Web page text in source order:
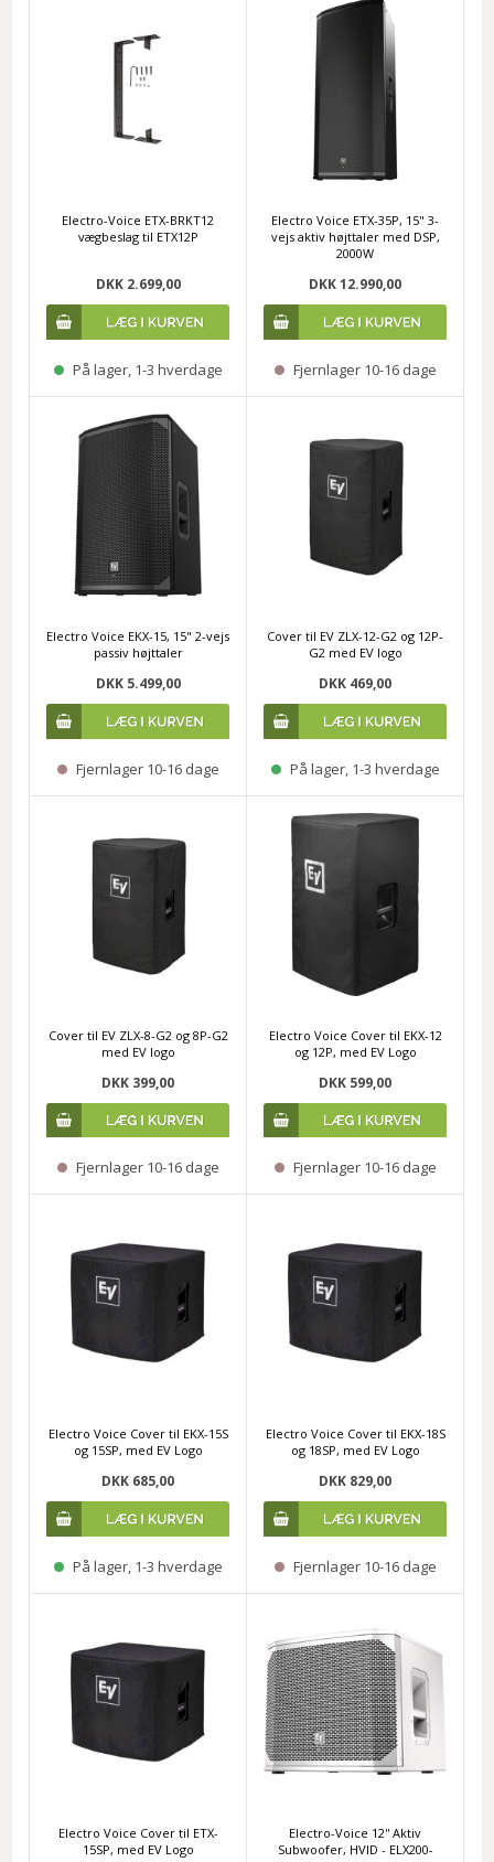
Electro-Voice ETX-BRKT12
vægbeslag til ETX12P
DKK 2.699,00
På lager, 1-3 hverdage
Electro Voice ETX-35P, 15" 3-
vejs aktiv højttaler med DSP,
2000W
DKK 12.990,00
Fjernlager 10-16 dage
Electro Voice EKX-15, 15" 2-vejs
passiv højttaler
DKK 5.499,00
Fjernlager 10-16 dage
Cover til EV ZLX-12-G2 og 12P-
G2 med EV logo
DKK 469,00
På lager, 1-3 hverdage
Cover til EV ZLX-8-G2 og 8P-G2
med EV logo
DKK 399,00
Fjernlager 10-16 dage
Electro Voice Cover til EKX-12
og 12P, med EV Logo
DKK 599,00
Fjernlager 10-16 dage
Electro Voice Cover til EKX-15S
og 15SP, med EV Logo
DKK 685,00
På lager, 1-3 hverdage
Electro Voice Cover til EKX-18S
og 18SP, med EV Logo
DKK 829,00
Fjernlager 10-16 dage
Electro Voice Cover til ETX-
15SP, med EV Logo
Electro-Voice 12'' Aktiv
Subwoofer, HVID - ELX200-